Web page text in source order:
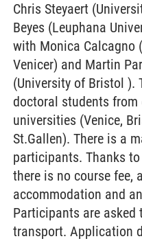
Chris Steyaert
Beyes (Leuphana
with Monica Calcagno
Venicer) and Martin
(University of Bristol ).
doctoral students
universities (Venice,
St.Gallen). There is a
participants. Thanks
there is no course fee,
accommodation and
Participants are asked
transport. Application